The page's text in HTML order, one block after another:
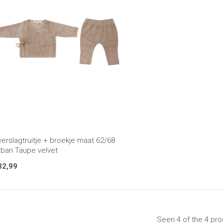
+ broekje maat 62/68
Taupe velvet
Seen 4 of the 4